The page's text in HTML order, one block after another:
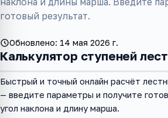
готовый результат.
Обновлено: 14 мая 2026 г.
Калькулятор ступеней
Быстрый и точный онлайн расчёт
— введите параметры и получите
угол наклона и длину марша.